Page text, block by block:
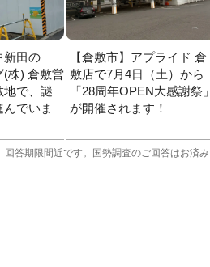
新田の
(株) 倉敷営
地で、謎
でいま
【倉敷市】アプライド 倉
敷店で7月4日（土）から
「28周年OPEN大感謝祭」
が開催されます！
回答期限間近です。国勢調査のご回答はお済み